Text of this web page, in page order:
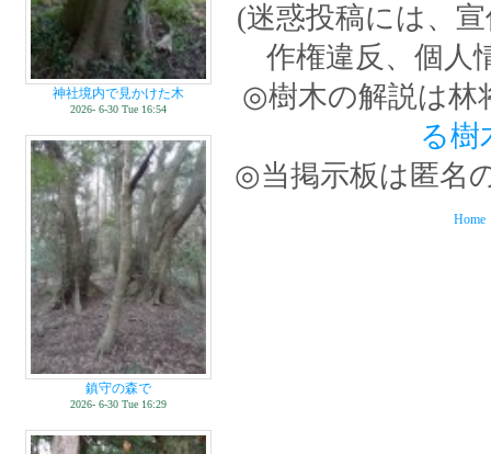
神社境内で見かけた木
2026- 6-30 Tue 16:54
鎮守の森で
2026- 6-30 Tue 16:29
(迷惑投稿には、
作権違反、個人
◎樹木の解説は林
る樹
◎当掲示板は匿名
Home